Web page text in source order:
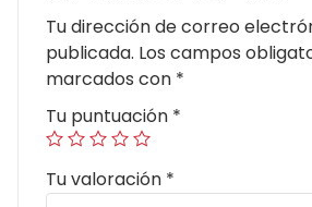
Tu dirección de correo
publicada. Los campos
marcados con *
Tu puntuación *
Tu valoración *